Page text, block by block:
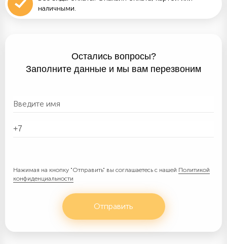
наличными.
Остались вопросы?
Заполните данные и мы вам перезвоним
Нажимая на кнопку "Отправить" вы соглашаетесь с нашей Политикой
конфиденциальности
Отправить